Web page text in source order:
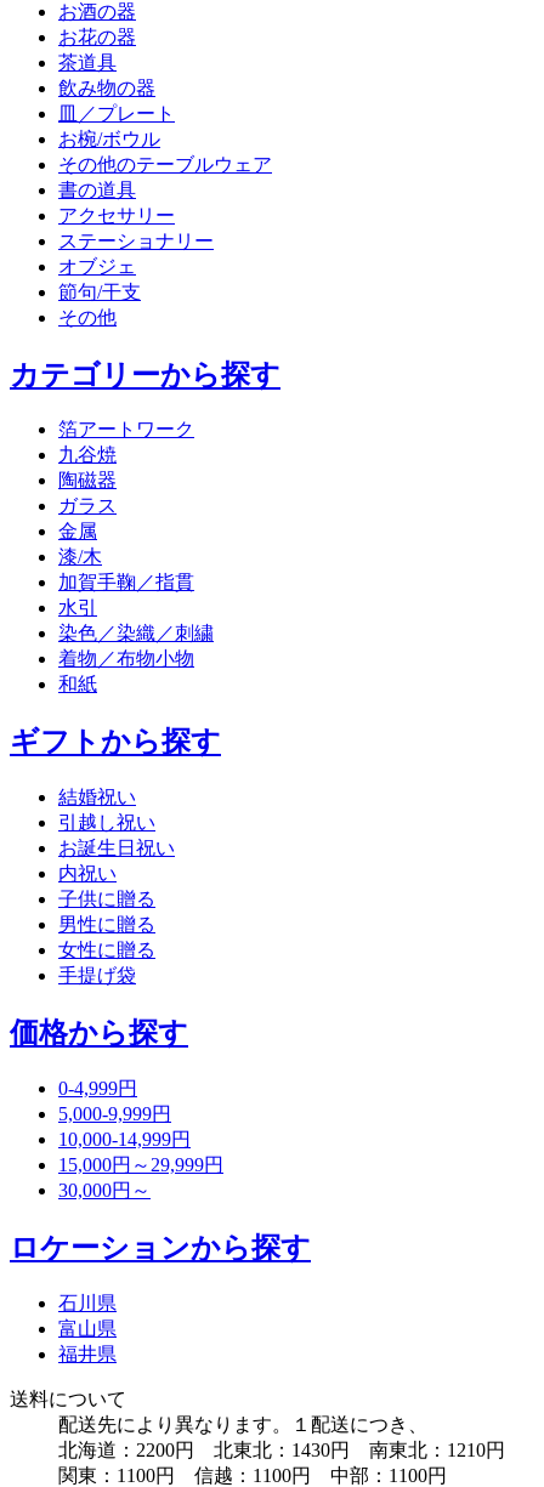
お酒の器
お花の器
茶道具
飲み物の器
皿／プレート
お椀/ボウル
その他のテーブルウェア
書の道具
アクセサリー
ステーショナリー
オブジェ
節句/干支
その他
カテゴリーから探す
箔アートワーク
九谷焼
陶磁器
ガラス
金属
漆/木
加賀手鞠／指貫
水引
染色／染織／刺繍
着物／布物小物
和紙
ギフトから探す
結婚祝い
引越し祝い
お誕生日祝い
内祝い
子供に贈る
男性に贈る
女性に贈る
手提げ袋
価格から探す
0-4,999円
5,000-9,999円
10,000-14,999円
15,000円～29,999円
30,000円～
ロケーションから探す
石川県
富山県
福井県
送料について
配送先により異なります。１配送につき、
北海道：2200円 北東北：1430円 南東北：1210円
関東：1100円 信越：1100円 中部：1100円